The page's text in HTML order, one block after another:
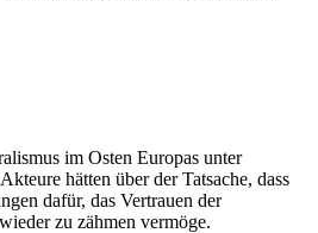
im Osten Europas unter
hätten über der Tatsache, dass
dafür, das Vertrauen der
zu zähmen vermöge.